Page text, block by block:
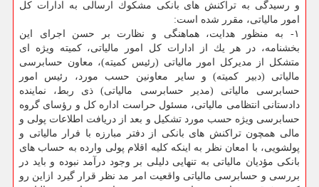
و رسیدگی به تراكنش های بانكی مشكوك ارسالی به ادارات كل
امور مالیاتی، مقرر شده است:
۱- به منظور هدایت، هماهنگی و نظارت بر حسن اجرای این
بخشنامه، در هر یك از ادارات كل امور مالیاتی، كمیته ویژه ای
متشكل از مدیركل امور مالیاتی (رئیس كمیته)، معاون حسابرسی
مالیاتی (دبیر كمیته) و سایر معاونین حسب مورد، رئیس امور
حسابرسی مالیاتی (مدیر حسابرسی مالیاتی) ذی ربط، نماینده
دادستانی انتظامی مالیاتی، مسئول حراست اداره كل و رؤسای گروه
حسابرسی ویژه حسب مورد تشكیل و بعد از دریافت اطلاعات پولی و
مالی همچون تراكنش های بانكی از دفتر مبارزه با فرار مالیاتی و
پولشویی، با امعان نظر به اینكه كلیه اقلام پولی وارده به حساب های
بانكی مؤدیان مالیاتی به تنهایی دلیلی بر وجود درآمد نبوده و باید در
بررسی و حسابرسی مالیاتی واقعیت امر مد نظر قرار گیرد ازاین رو